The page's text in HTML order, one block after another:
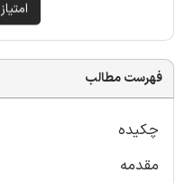
فهرست مطالب
چکیده
مقدمه